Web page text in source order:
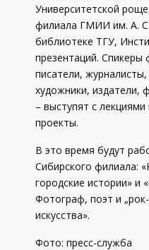
Университетской
филиала ГМИИ им. А.
библиотеке ТГУ,
презентаций. Спикеры
писатели,
художники, издатели,
– выступят с
проекты.
В это время будут
Сибирского филиала:
городские истории» и
Фотограф, поэт и
искусства».
Фото: пресс-служба